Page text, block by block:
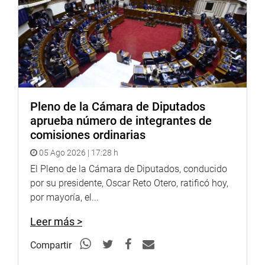
CAJAMARCA
En cumplimiento con la función fiscalizadora, el
congresista Hamlet Echeverría Rodríguez, sostuvo una
importante reunión con funcionares de la Contraloría,
sede Cajamarca, quienes informaron sobre el estado
situacional de las carreteras Cajamarca – Cumbemayo –
Chetilla y Otuzco – Combayo.
Pleno de la Cámara de Diputados
aprueba número de integrantes de
comisiones ordinarias
05 Ago 2026 | 17:28 h
El Pleno de la Cámara de Diputados, conducido
por su presidente, Oscar Reto Otero, ratificó hoy,
por mayoría, el...
Leer más >
Compartir